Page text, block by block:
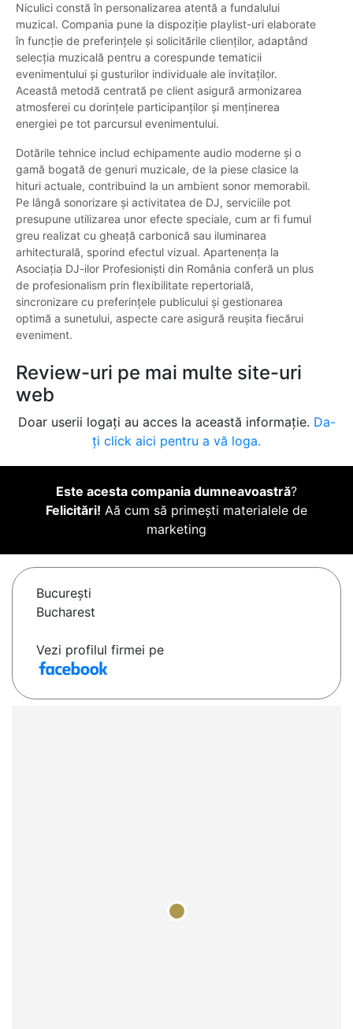
Niculici constă în personalizarea atentă a fundalului
muzical. Compania pune la dispoziție playlist-uri elaborate
în funcție de preferințele și solicitările clienților, adaptând
selecția muzicală pentru a corespunde tematicii
evenimentului și gusturilor individuale ale invitaților.
Această metodă centrată pe client asigură armonizarea
atmosferei cu dorințele participanților și menținerea
energiei pe tot parcursul evenimentului.
Dotările tehnice includ echipamente audio moderne și o
gamă bogată de genuri muzicale, de la piese clasice la
hituri actuale, contribuind la un ambient sonor memorabil.
Pe lângă sonorizare și activitatea de DJ, serviciile pot
presupune utilizarea unor efecte speciale, cum ar fi fumul
greu realizat cu gheață carbonică sau iluminarea
arhitecturală, sporind efectul vizual. Apartenența la
Asociația DJ-ilor Profesioniști din România conferă un plus
de profesionalism prin flexibilitate repertorială,
sincronizare cu preferințele publicului și gestionarea
optimă a sunetului, aspecte care asigură reușita fiecărui
eveniment.
Review-uri pe mai multe site-uri
web
Doar userii logați au acces la această informație. Da-
ți click aici pentru a vă loga.
Este acesta compania dumneavoastră?
Felicitări! Aă cum să primești materialele de
marketing
Bucureşti
Bucharest
Vezi profilul firmei pe